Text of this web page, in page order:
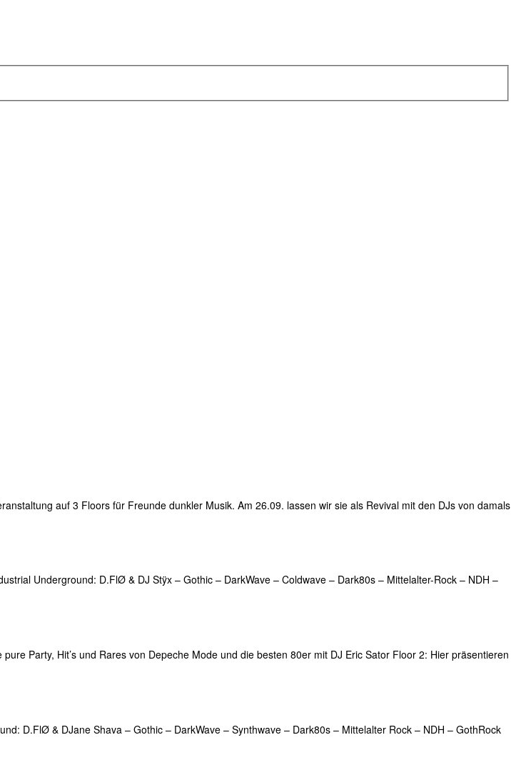
auf 3 Floors für Freunde dunkler Musik. Am 26.09. lassen wir sie als Revival mit den DJs von damals
Underground: D.FlØ & DJ Stÿx – Gothic – DarkWave – Coldwave – Dark80s – Mittelalter-Rock – NDH –
Party, Hit’s und Rares von Depeche Mode und die besten 80er mit DJ Eric Sator Floor 2: Hier präsentieren
D.FlØ & DJane Shava – Gothic – DarkWave – Synthwave – Dark80s – Mittelalter Rock – NDH – GothRock